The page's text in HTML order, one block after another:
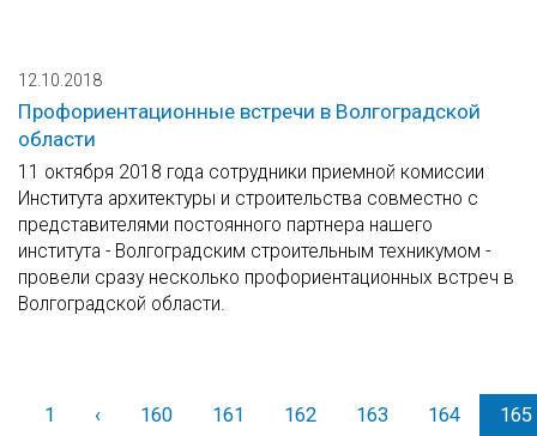
12.10.2018
Профориентационные встречи в Волгоградской
области
11 октября 2018 года сотрудники приемной комиссии
Института архитектуры и строительства совместно с
представителями постоянного партнера нашего
института - Волгоградским строительным техникумом -
провели сразу несколько профориентационных встреч в
Волгоградской области.
1 ‹Назад160 161 162 163 164 165